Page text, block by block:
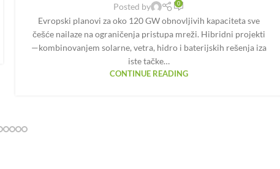
Posted by 0
Evropski planovi za oko 120 GW obnovljivih kapaciteta sve
češće nailaze na ograničenja pristupa mreži. Hibridni projekti
—kombinovanjem solarne, vetra, hidro i baterijskih rešenja iza
iste tačke…
CONTINUE READING